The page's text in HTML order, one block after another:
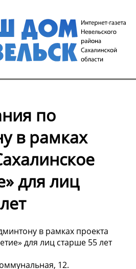
по
в рамках
для лиц
в рамках проекта
для лиц старше 55 лет
12.